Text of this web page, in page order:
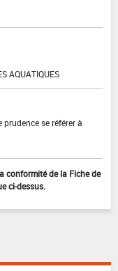
AQUATIQUES
se référer à
conformité de la Fiche de
ci-dessus.